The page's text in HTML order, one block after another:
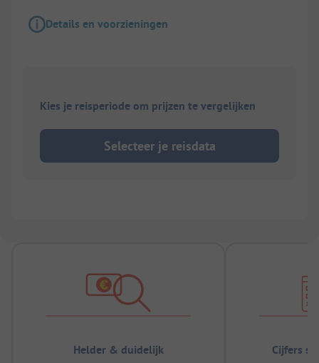
Details en voorzieningen
Kies je reisperiode om prijzen te vergelijken
Selecteer je reisdata
Helder & duidelijk Cijfers